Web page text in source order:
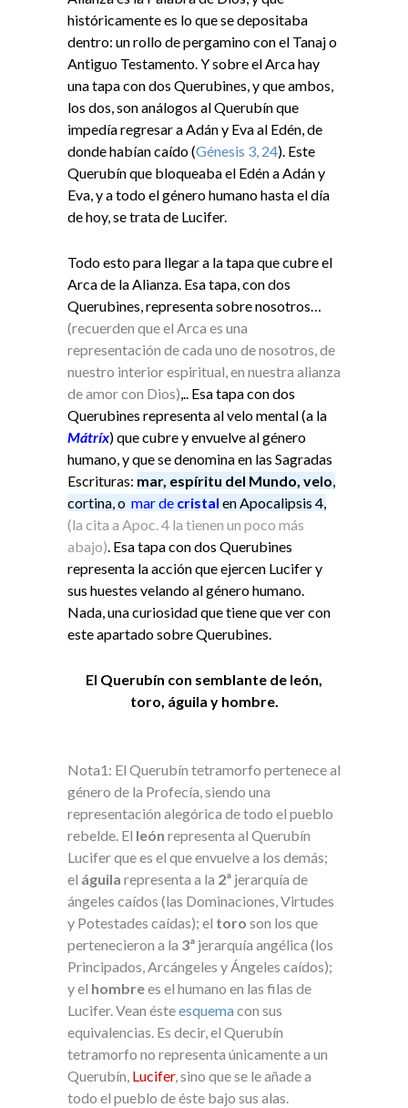
históricamente es lo que se depositaba
dentro: un rollo de pergamino con el Tanaj o
Antiguo Testamento. Y sobre el Arca hay
una tapa con dos Querubines, y que ambos,
los dos, son análogos al Querubín que
impedía regresar a Adán y Eva al Edén, de
donde habían caído (Génesis 3, 24). Este
Querubín que bloqueaba el Edén a Adán y
Eva, y a todo el género humano hasta el día
de hoy, se trata de Lucifer.
Todo esto para llegar a la tapa que cubre el
Arca de la Alianza. Esa tapa, con dos
Querubines, representa sobre nosotros…
(recuerden que el Arca es una
representación de cada uno de nosotros, de
nuestro interior espiritual, en nuestra alianza
de amor con Dios),.. Esa tapa con dos
Querubines representa al velo mental (a la
Mátríx) que cubre y envuelve al género
humano, y que se denomina en las Sagradas
Escrituras: mar, espíritu del Mundo, velo,
cortina, o mar de cristal en Apocalipsis 4,
(la cita a Apoc. 4 la tienen un poco más
abajo). Esa tapa con dos Querubines
representa la acción que ejercen Lucifer y
sus huestes velando al género humano.
Nada, una curiosidad que tiene que ver con
este apartado sobre Querubines.
El Querubín con semblante de león,
toro, águila y hombre.
Nota1: El Querubín tetramorfo pertenece al
género de la Profecía, siendo una
representación alegórica de todo el pueblo
rebelde. El león representa al Querubín
Lucifer que es el que envuelve a los demás;
el águila representa a la 2ª jerarquía de
ángeles caídos (las Dominaciones, Virtudes
y Potestades caídas); el toro son los que
pertenecieron a la 3ª jerarquía angélica (los
Principados, Arcángeles y Ángeles caídos);
y el hombrees el humano en las filas de
Lucifer. Vean ésteesquemacon sus
equivalencias. Es decir, el Querubín
tetramorfo no representa únicamente a un
Querubín, Lucifer, sino que se le añade a
todo el pueblo de éste bajo sus alas.